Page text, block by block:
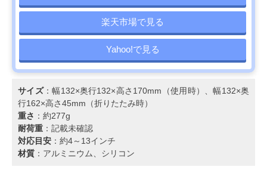
楽天市場で見る
Yahoo!で見る
サイズ：幅132×奥行132×高さ170mm（使用時）、幅132×奥
行162×高さ45mm（折りたたみ時）
重さ ：約277g
耐荷重 ：記載未確認
対応目安 ：約4～13インチ
材質 ：アルミニウム、シリコン